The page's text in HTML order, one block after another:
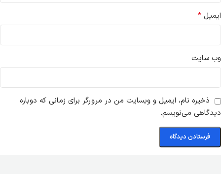
ایمیل *
وب‌ سایت
ذخیره نام، ایمیل و وبسایت من در مرورگر برای زمانی که دوباره
دیدگاهی می‌نویسم.